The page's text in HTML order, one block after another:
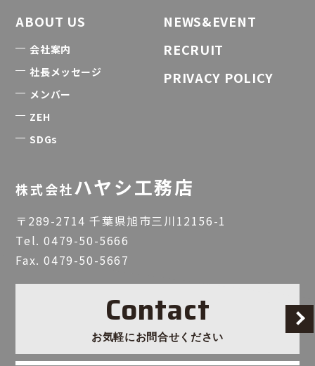
ABOUT US
会社案内
社長メッセージ
メンバー
ZEH
SDGs
NEWS&EVENT
RECRUIT
PRIVACY POLICY
株式会社ハヤシ工務店
〒289-2714 千葉県旭市三川12156-1
Tel.0479-50-5666
Fax. 0479-50-5667
Contact
お気軽にお問合せください